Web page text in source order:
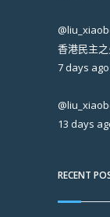
香港民主
7 days ago
13 days
RECENT